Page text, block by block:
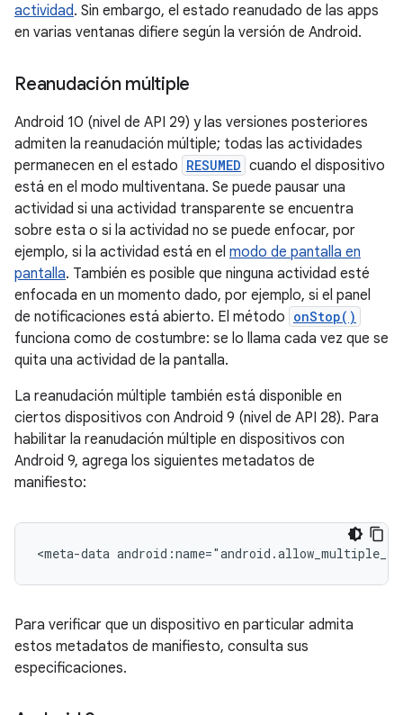
actividad. Sin embargo, el estado reanudado de las apps
en varias ventanas difiere según la versión de Android.
Reanudación múltiple
Android 10 (nivel de API 29) y las versiones posteriores
admiten la reanudación múltiple; todas las actividades
permanecen en el estado RESUMED cuando el dispositivo
está en el modo multiventana. Se puede pausar una
actividad si una actividad transparente se encuentra
sobre esta o si la actividad no se puede enfocar, por
ejemplo, si la actividad está en el modo de pantalla en
pantalla. También es posible que ninguna actividad esté
enfocada en un momento dado, por ejemplo, si el panel
de notificaciones está abierto. El método onStop()
funciona como de costumbre: se lo llama cada vez que se
quita una actividad de la pantalla.
La reanudación múltiple también está disponible en
ciertos dispositivos con Android 9 (nivel de API 28). Para
habilitar la reanudación múltiple en dispositivos con
Android 9, agrega los siguientes metadatos de
manifiesto:
<meta-data
Para verificar que un dispositivo en particular admita
estos metadatos de manifiesto, consulta sus
especificaciones.